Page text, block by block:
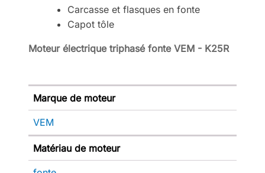
Carcasse et flasques en fonte
Capot tôle
Moteur électrique triphasé fonte VEM - K25R
Marque de moteur
VEM
Matériau de moteur